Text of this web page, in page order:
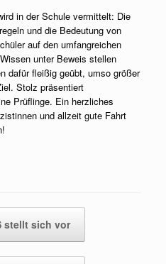
in der Schule vermittelt: Die
und die Bedeutung von
auf den umfangreichen
unter Beweis stellen
dafür fleißig geübt, umso größer
Stolz präsentiert
Prüflinge. Ein herzliches
und allzeit gute Fahrt
stellt sich vor